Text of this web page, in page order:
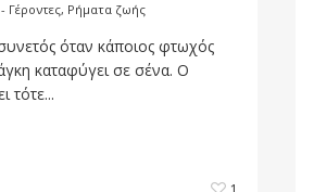
Γέροντες, Ρήματα ζωής
όταν κάποιος φτωχός
καταφύγει σε σένα. Ο
τότε...